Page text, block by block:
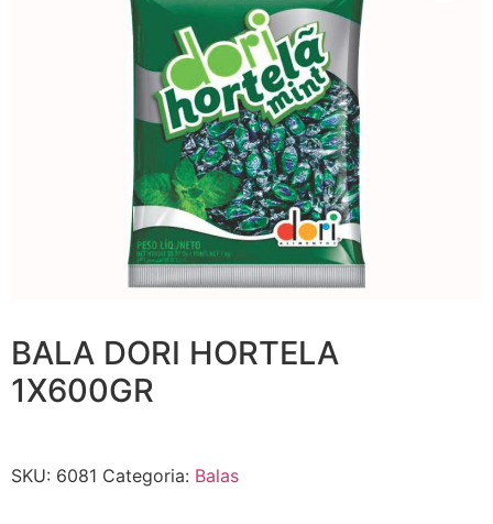
BALA DORI HORTELA
1X600GR
SKU: 6081 Categoria: Balas